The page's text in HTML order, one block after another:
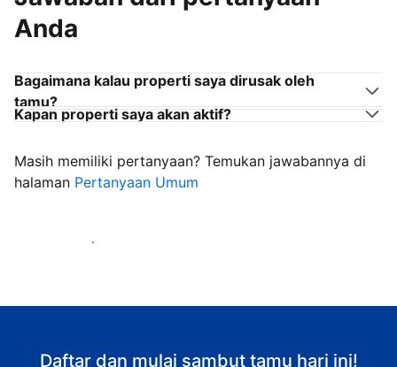
Anda
Bagaimana kalau properti saya dirusak oleh
tamu?
Kapan properti saya akan aktif?
Masih memiliki pertanyaan? Temukan jawabannya di
halaman Pertanyaan Umum
Mulai sambut tamu
Daftar dan mulai sambut tamu hari ini!